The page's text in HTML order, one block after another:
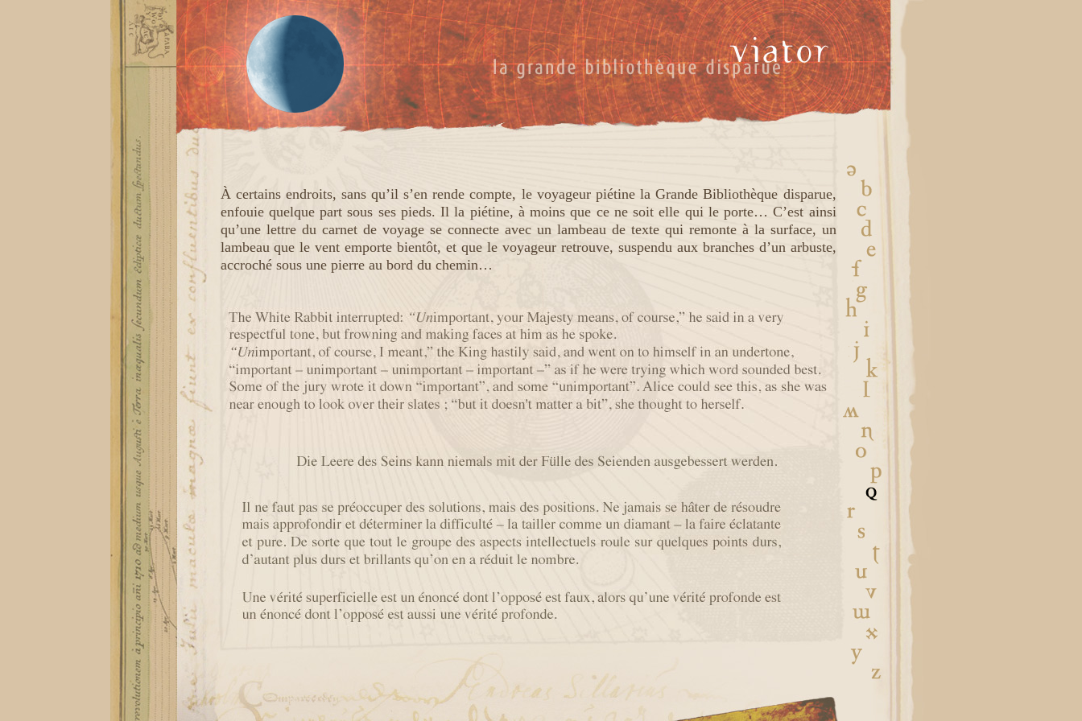
À certains endroits, sans qu’il s’en rende compte, le voyageur piétine la Grande Bibliothèque disparue,
enfouie quelque part sous ses pieds. Il la piétine, à moins que ce ne soit elle qui le porte… C’est ainsi
qu’une lettre du carnet de voyage se connecte avec un lambeau de texte qui remonte à la surface, un
lambeau que le vent emporte bientôt, et que le voyageur retrouve, suspendu aux branches d’un arbuste,
accroché sous une pierre au bord du chemin…